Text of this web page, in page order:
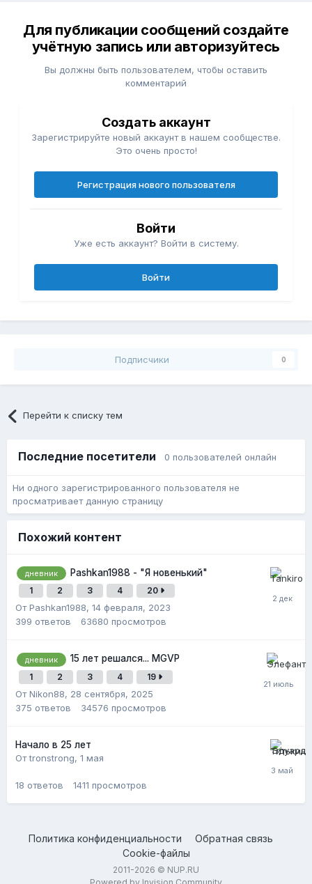
Для публикации сообщений создайте
учётную запись или авторизуйтесь
Вы должны быть пользователем, чтобы оставить
комментарий
Создать аккаунт
Зарегистрируйте новый аккаунт в нашем сообществе.
Это очень просто!
Регистрация нового пользователя
Войти
Уже есть аккаунт? Войти в систему.
Войти
Подписчики 0
Перейти к списку тем
Последние посетители 0 пользователей онлайн
Ни одного зарегистрированного пользователя не
просматривает данную страницу
Похожий контент
дневник Pashkan1988 - "Я новенький"
1 2 3 4 20
От Pashkan1988, 14 февраля, 2023
399 ответов 63680 просмотров
дневник 15 лет решался... MGVP
1 2 3 4 19
От Nikon88, 28 сентября, 2025
375 ответов 34576 просмотров
Начало в 25 лет
От tronstrong, 1 мая
18 ответов 1411 просмотров
Политика конфиденциальности
Обратная связь
Cookie-файлы
2011-2026 © NUP.RU